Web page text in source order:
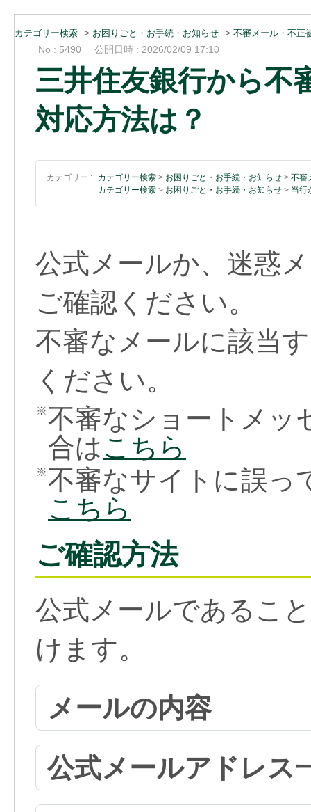
カテゴリー検索 > お困りごと・お手続・お知らせ > 不審メール・不正
No : 5490 公開日時 : 2026/02/09 17:10
三井住友銀行から不
対応方法は？
カテゴリー : カテゴリー検索 > お困りごと・お手続・お知らせ > 不審
カテゴリー検索 > お困りごと・お手続・お知らせ > 当行
公式メールか、迷惑
ご確認ください。
不審なメールに該当
ください。
※不審なショートメッ
合はこちら
※不審なサイトに誤っ
こちら
ご確認方法
公式メールであるこ
けます。
メールの内容
公式メールアドレス